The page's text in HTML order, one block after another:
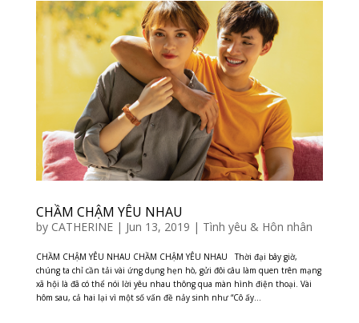
CHẦM CHẬM YÊU NHAU
by CATHERINE| Jun 13, 2019 | Tình yêu & Hôn nhân
CHẦM CHẬM YÊU NHAU CHẦM CHẬM YÊU NHAU Thời đại bây giờ,
chúng ta chỉ cần tải vài ứng dụng hẹn hò, gửi đôi câu làm quen trên mạng
xã hội là đã có thể nói lời yêu nhau thông qua màn hình điện thoại. Vài
hôm sau, cả hai lại vì một số vấn đề nảy sinh như “Cô ấy...